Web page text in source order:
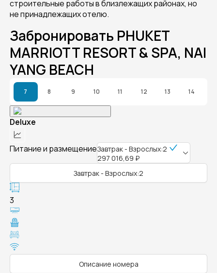
строительные работы в близлежащих районах, но
не принадлежащих отелю.
Забронировать PHUKET
MARRIOTT RESORT & SPA, NAI
YANG BEACH
7 8 9 10 11 12 13 14
Deluxe
Питание и размещениеЗавтрак - Взрослых:2
297 016,69 ₽
Завтрак - Взрослых:2
3
Описание номера